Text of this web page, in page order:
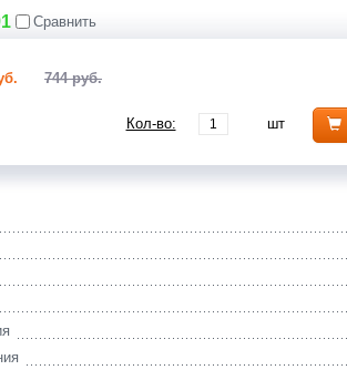
Сравнить
744 руб.
Кол-во: шт